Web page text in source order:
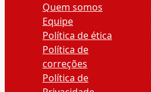
Quem somos
Equipe
Política de ética
Política de
correções
Política de